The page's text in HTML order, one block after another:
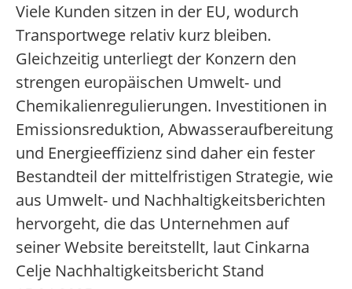
Viele Kunden sitzen in der EU, wodurch
Transportwege relativ kurz bleiben.
Gleichzeitig unterliegt der Konzern den
strengen europäischen Umwelt- und
Chemikalienregulierungen. Investitionen in
Emissionsreduktion, Abwasseraufbereitung
und Energieeffizienz sind daher ein fester
Bestandteil der mittelfristigen Strategie, wie
aus Umwelt- und Nachhaltigkeitsberichten
hervorgeht, die das Unternehmen auf
seiner Website bereitstellt, laut Cinkarna
Celje Nachhaltigkeitsbericht Stand